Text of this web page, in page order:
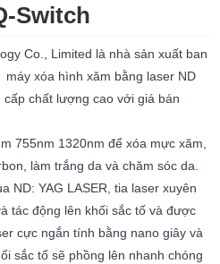
Switch
Co., Limited là nhà sản xuất ban
xóa hình xăm bằng laser ND
cấp chất lượng cao với giá bán
755nm 1320nm để xóa mực xăm,
làm trắng da và chăm sóc da.
ND: YAG LASER, tia laser xuyên
tác động lên khối sắc tố và được
cực ngắn tính bằng nano giây và
sắc tố sẽ phồng lên nhanh chóng